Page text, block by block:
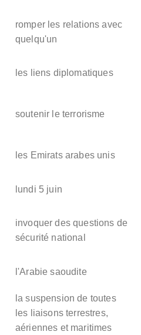
romper les relations avec
quelqu'un
les liens diplomatiques
soutenir le terrorisme
les Emirats arabes unis
lundi 5 juin
invoquer des questions de
sécurité national
l'Arabie saoudite
la suspension de toutes
les liaisons terrestres,
aériennes et maritimes